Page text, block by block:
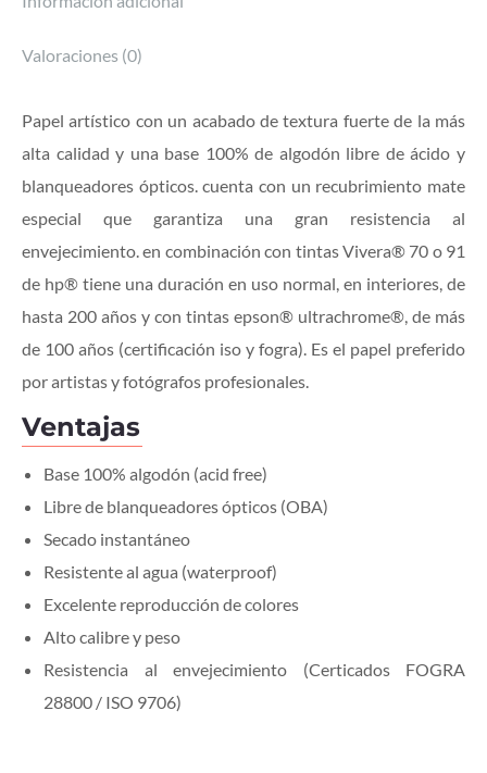
Valoraciones (0)
Papel artístico con un acabado de textura fuerte de la más
alta calidad y una base 100% de algodón libre de ácido y
blanqueadores ópticos. cuenta con un recubrimiento mate
especial que garantiza una gran resistencia al
envejecimiento. en combinación con tintas Vivera® 70 o 91
de hp® tiene una duración en uso normal, en interiores, de
hasta 200 años y con tintas epson® ultrachrome®, de más
de 100 años (certificación iso y fogra). Es el papel preferido
por artistas y fotógrafos profesionales.
Ventajas
Base 100% algodón (acid free)
Libre de blanqueadores ópticos (OBA)
Secado instantáneo
Resistente al agua (waterproof)
Excelente reproducción de colores
Alto calibre y peso
Resistencia al envejecimiento (Certicados FOGRA
28800 / ISO 9706)